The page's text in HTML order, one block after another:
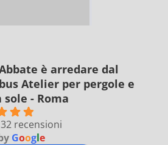
è arredare dal
Atelier per pergole e
- Roma
recensioni
Google